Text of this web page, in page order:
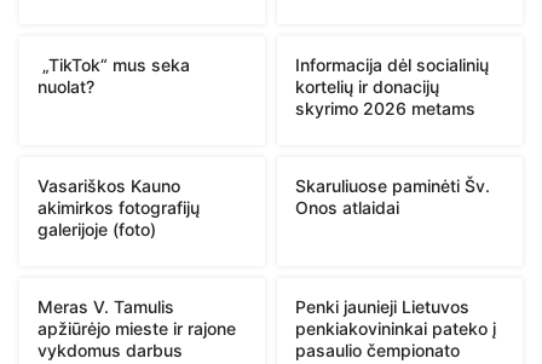
„TikTok“ mus seka
nuolat?
Informacija dėl socialinių
kortelių ir donacijų
skyrimo 2026 metams
Vasariškos Kauno
akimirkos fotografijų
galerijoje (foto)
Skaruliuose paminėti Šv.
Onos atlaidai
Meras V. Tamulis
apžiūrėjo mieste ir rajone
vykdomus darbus
Penki jaunieji Lietuvos
penkiakovininkai pateko į
pasaulio čempionato